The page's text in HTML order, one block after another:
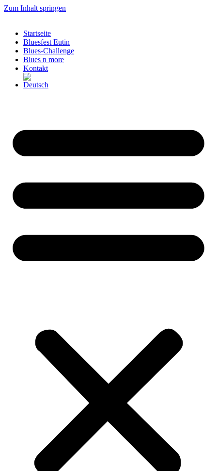
Zum Inhalt springen
Startseite
Bluesfest Eutin
Blues-Challenge
Blues n more
Kontakt